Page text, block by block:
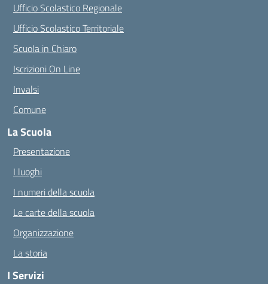
Ufficio Scolastico Regionale
Ufficio Scolastico Territoriale
Scuola in Chiaro
Iscrizioni On Line
Invalsi
Comune
La Scuola
Presentazione
I luoghi
I numeri della scuola
Le carte della scuola
Organizzazione
La storia
I Servizi